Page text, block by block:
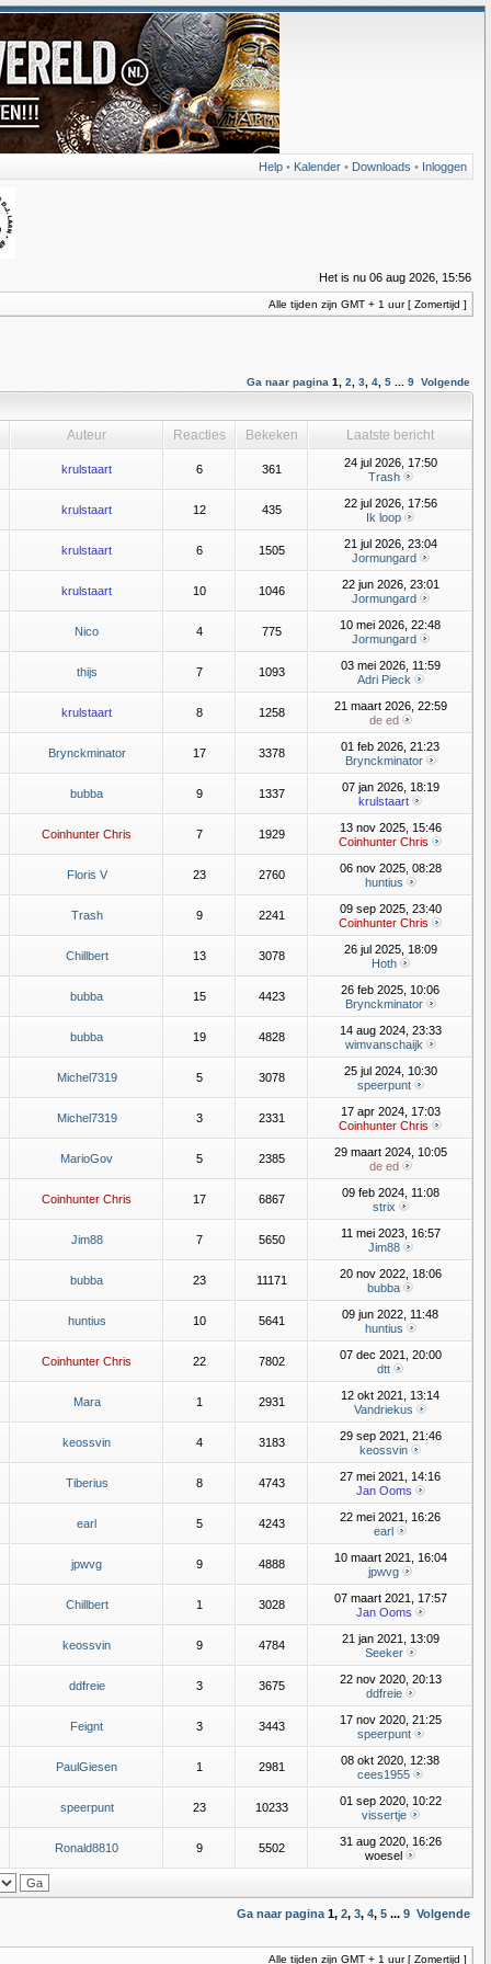
Help • Kalender • Downloads • Inloggen
Het is nu 06 aug 2026, 15:56
Alle tijden zijn GMT + 1 uur [ Zomertijd ]
Ga naar pagina 1 2 3 4 5 9 Volgende
Auteur Reacties Bekeken Laatste bericht
krulstaart 6 361
24 jul 2026, 17:50
Trash
krulstaart 12 435
22 jul 2026, 17:56
Ik loop
krulstaart 6 1505
21 jul 2026, 23:04
Jormungard
krulstaart 10 1046
22 jun 2026, 23:01
Jormungard
Nico 4 775
10 mei 2026, 22:48
Jormungard
thijs 7 1093
03 mei 2026, 11:59
Adri Pieck
krulstaart 8 1258
21 maart 2026, 22:59
de ed
Brynckminator 17 3378
01 feb 2026, 21:23
Brynckminator
bubba 9 1337
07 jan 2026, 18:19
krulstaart
Coinhunter Chris 7 1929
13 nov 2025, 15:46
Coinhunter Chris
Floris V 23 2760
06 nov 2025, 08:28
huntius
Trash 9 2241
09 sep 2025, 23:40
Coinhunter Chris
Chillbert 13 3078
26 jul 2025, 18:09
Hoth
bubba 15 4423
26 feb 2025, 10:06
Brynckminator
bubba 19 4828
14 aug 2024, 23:33
wimvanschaijk
Michel7319 5 3078
25 jul 2024, 10:30
speerpunt
Michel7319 3 2331
17 apr 2024, 17:03
Coinhunter Chris
MarioGov 5 2385
29 maart 2024, 10:05
de ed
Coinhunter Chris 17 6867
09 feb 2024, 11:08
strix
Jim88 7 5650
11 mei 2023, 16:57
Jim88
bubba 23 11171
20 nov 2022, 18:06
bubba
huntius 10 5641
09 jun 2022, 11:48
huntius
Coinhunter Chris 22 7802
07 dec 2021, 20:00
dtt
Mara 1 2931
12 okt 2021, 13:14
Vandriekus
keossvin 4 3183
29 sep 2021, 21:46
keossvin
Tiberius 8 4743
27 mei 2021, 14:16
Jan Ooms
earl 5 4243
22 mei 2021, 16:26
earl
jpwvg 9 4888
10 maart 2021, 16:04
jpwvg
Chillbert 1 3028
07 maart 2021, 17:57
Jan Ooms
keossvin 9 4784
21 jan 2021, 13:09
Seeker
ddfreie 3 3675
22 nov 2020, 20:13
ddfreie
Feignt 3 3443
17 nov 2020, 21:25
speerpunt
PaulGiesen 1 2981
08 okt 2020, 12:38
cees1955
speerpunt 23 10233
01 sep 2020, 10:22
vissertje
Ronald8810 9 5502
31 aug 2020, 16:26
woesel
Ga naar pagina 1, 2, 3, 4, 5 ... 9 Volgende
Alle tijden zijn GMT + 1 uur [ Zomertijd ]